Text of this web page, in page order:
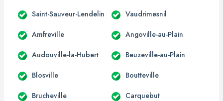
Saint-Sauveur-Lendelin Vaudrimesnil
Amfreville Angoville-au-Plain
Audouville-la-Hubert Beuzeville-au-Plain
Blosville Boutteville
Brucheville Carquebut